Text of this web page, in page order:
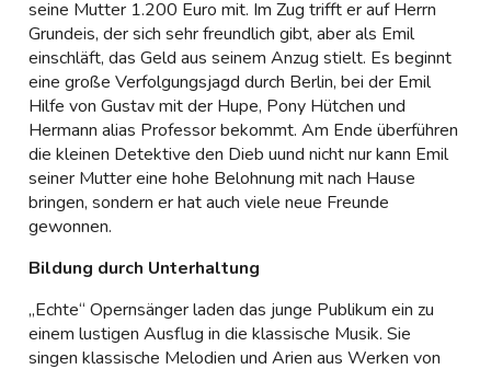
seine Mutter 1.200 Euro mit. Im Zug trifft er auf Herrn
Grundeis, der sich sehr freundlich gibt, aber als Emil
einschläft, das Geld aus seinem Anzug stielt. Es beginnt
eine große Verfolgungsjagd durch Berlin, bei der Emil
Hilfe von Gustav mit der Hupe, Pony Hütchen und
Hermann alias Professor bekommt. Am Ende überführen
die kleinen Detektive den Dieb uund nicht nur kann Emil
seiner Mutter eine hohe Belohnung mit nach Hause
bringen, sondern er hat auch viele neue Freunde
gewonnen.
Bildung durch Unterhaltung
„Echte“ Opernsänger laden das junge Publikum ein zu
einem lustigen Ausflug in die klassische Musik. Sie
singen klassische Melodien und Arien aus Werken von